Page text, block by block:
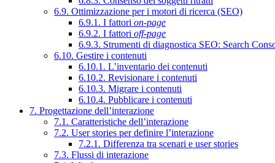
6.9. Ottimizzazione per i motori di ricerca (SEO)
6.9.1. I fattori on-page
6.9.2. I fattori off-page
6.9.3. Strumenti di diagnostica SEO: Search
6.10. Gestire i contenuti
6.10.1. L’inventario dei contenuti
6.10.2. Revisionare i contenuti
6.10.3. Migrare i contenuti
6.10.4. Pubblicare i contenuti
7. Progettazione dell’interazione
7.1. Caratteristiche dell’interazione
7.2. User stories per definire l’interazione
7.2.1. Differenza tra scenari e user stories
7.3. Flussi di interazione